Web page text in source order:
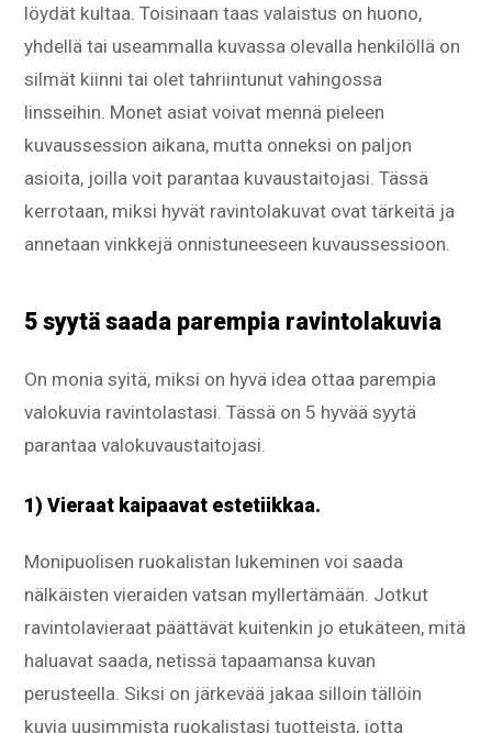
löydät kultaa. Toisinaan taas valaistus on huono,
yhdellä tai useammalla kuvassa olevalla henkilöllä on
silmät kiinni tai olet tahriintunut vahingossa
linsseihin. Monet asiat voivat mennä pieleen
kuvaussession aikana, mutta onneksi on paljon
asioita, joilla voit parantaa kuvaustaitojasi. Tässä
kerrotaan, miksi hyvät ravintolakuvat ovat tärkeitä ja
annetaan vinkkejä onnistuneeseen kuvaussessioon.
5 syytä saada parempia ravintolakuvia
On monia syitä, miksi on hyvä idea ottaa parempia
valokuvia ravintolastasi. Tässä on 5 hyvää syytä
parantaa valokuvaustaitojasi.
1) Vieraat kaipaavat estetiikkaa.
Monipuolisen ruokalistan lukeminen voi saada
nälkäisten vieraiden vatsan myllertämään. Jotkut
ravintolavieraat päättävät kuitenkin jo etukäteen, mitä
haluavat saada, netissä tapaamansa kuvan
perusteella. Siksi on järkevää jakaa silloin tällöin
kuvia uusimmista ruokalistasi tuotteista, jotta